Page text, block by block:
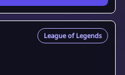
League of Legends